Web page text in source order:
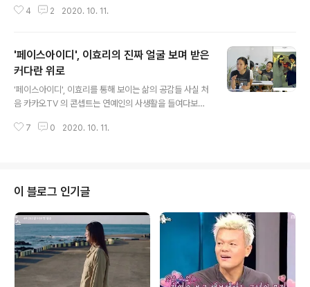
로 국내를 선택했지만, 이번 시즌은 코로나 시국에 맞춰 국
렸다. '사회적 거리두기'를 해야 하는 상황에 맞춘 선택이
아닐 수 없다. 외부인과의 접촉이 없이 오롯이 촬영팀과 출
연자들만 있는 공간이기 때문이다. 나영석 PD는 인근의 식
당 같은 곳들을 시국이 시국이니만큼 돈을 들여 통째로 빌
려 안전하게 촬영을 할 것이라고 공언했지만, 알고 보니 그
숙소를 쉼터로 또 식당으로 플래카드만 바꿔서 활용하는
4 2 2020. 10. 11.
'페이스아이디', 이효리의 진짜 얼굴 보며 받은
커다란 위로
'페이스아이디', 이효리를 통해 보이는 삶의 공감들 사실 처
음 카카오TV 의 콘셉트는 연예인의 사생활을 들여다보는
생활을 보는 것이 호기심을 자극하긴 하지만 어떤 의미가
봉사 10년 차에 걸맞게 보호소를 찾아가 땀을 흘려가며 봉
사하는 모습과 화보 촬영을 하기 위해 한껏 화려하게 차려
입고 카메라 앞에서 포즈를 취하는 모습이 자연스럽게 겹
쳐졌다. 오랜 지인인 사진작가 김태은의 집을 찾아가 익숙
하게 강아지들과 인사하고 밥을 먹으며 나누는 수다는 연
예인으로서의 이효리가 아니라 우리네 모습..
7 0 2020. 10. 11.
이 블로그 인기글